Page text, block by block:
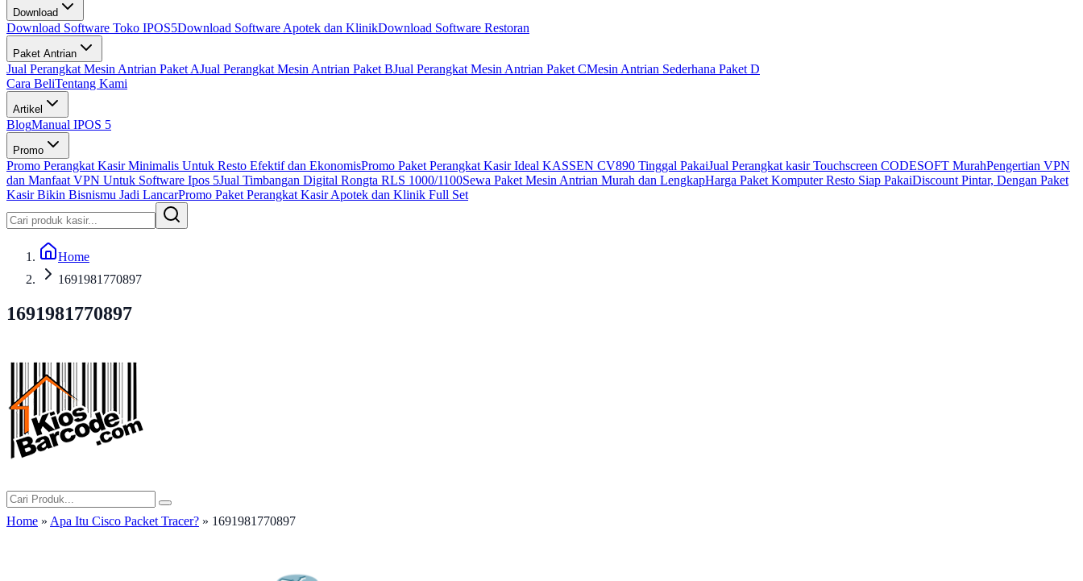
Download
Download Software Toko IPOS5Download Software Apotek dan KlinikDownload Software Restoran
Paket Antrian
Jual Perangkat Mesin Antrian Paket AJual Perangkat Mesin Antrian Paket BJual Perangkat Mesin Antrian Paket CMesin Antrian Sederhana Paket D
Cara BeliTentang Kami
Artikel
BlogManual IPOS 5
Promo
Promo Perangkat Kasir Minimalis Untuk Resto Efektif dan EkonomisPromo Paket Perangkat Kasir Ideal KASSEN CV890 Tinggal PakaiJual Perangkat kasir Touchscreen CODESOFT MurahPengertian VPN
dan Manfaat VPN Untuk Software Ipos 5Jual Timbangan Digital Rongta RLS 1000/1100Sewa Paket Mesin Antrian Murah dan LengkapHarga Paket Komputer Resto Siap PakaiDiscount Pintar, Dengan Paket
Kasir Bikin Bisnismu Jadi LancarPromo Paket Perangkat Kasir Apotek dan Klinik Full Set
Home
1691981770897
1691981770897
Home » Apa Itu Cisco Packet Tracer? » 1691981770897